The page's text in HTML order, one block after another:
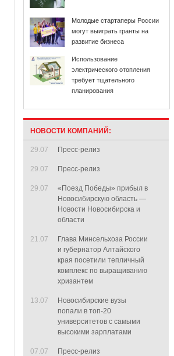
Молодые стартаперы России
могут выиграть гранты на
развитие бизнеса
Использование
электрического отопления
требует тщательного
планирования
НОВОСТИ КОМПАНИЙ:
29.07 Пресс-релиз
29.07 Пресс-релиз
29.07
«Поезд Победы» прибыл в
Новосибирскую область —
Новости Новосибирска и
области
21.07
Глава Минсельхоза России
и губернатор Алтайского
края посетили тепличный
комплекс по выращиванию
хризантем
13.07
Новосибирские вузы
попали в топ-20
университетов с самыми
высокими зарплатами
07.07 Пресс-релиз